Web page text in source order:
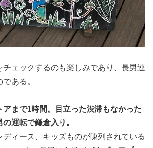
チェックするのも楽しみであり、長男連
ある。
アまで1時間。目立った渋滞もなかった
運転で鎌倉入り。
ディース、キッズものが陳列されている